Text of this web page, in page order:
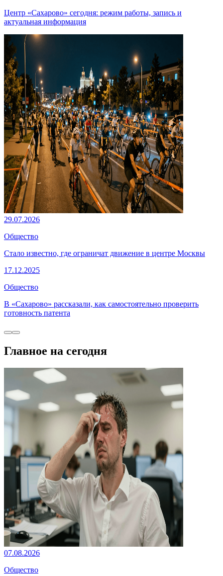
Центр «Сахарово» сегодня: режим работы, запись и
актуальная информация
29.07.2026
Общество
Стало известно, где ограничат движение в центре Москвы
17.12.2025
Общество
В «Сахарово» рассказали, как самостоятельно проверить
готовность патента
Главное на сегодня
07.08.2026
Общество